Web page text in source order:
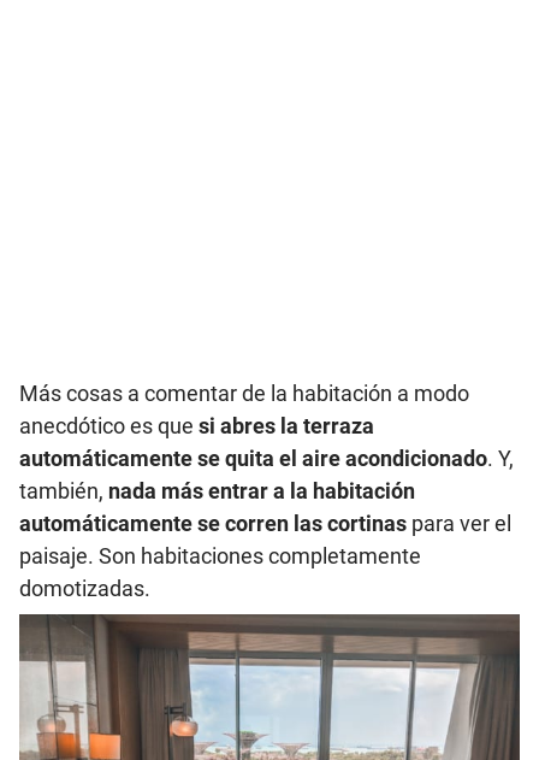
Más cosas a comentar de la habitación a modo
anecdótico es que si abres la terraza
automáticamente se quita el aire acondicionado. Y,
también, nada más entrar a la habitación
automáticamente se corren las cortinas para ver el
paisaje. Son habitaciones completamente
domotizadas.